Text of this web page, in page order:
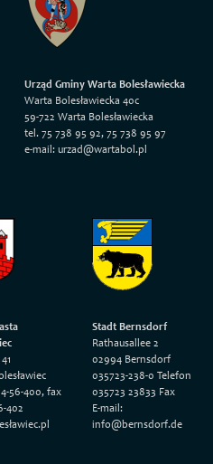
Urząd Gminy Warta Bolesławiecka
Warta Bolesławiecka 40c
59-722 Warta Bolesławiecka
tel. 75 738 95 92, 75 738 95 97
e-mail: urzad@wartabol.pl
56-400, fax
402
Stadt Bernsdorf
Rathausallee 2
02994 Bernsdorf
035723-238-0 Telefon
035723 23833 Fax
E-mail:
info@bernsdorf.de